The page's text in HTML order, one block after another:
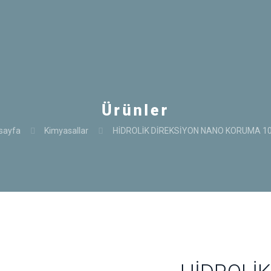
Ürünler
Kimyasallar HİDROLİK DİREKSİYON NANO KORUMA